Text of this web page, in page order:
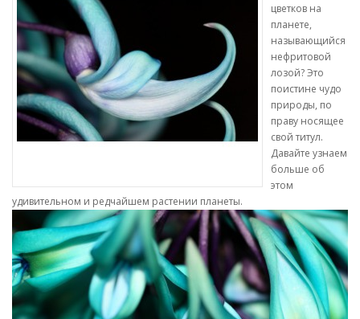
цветков на
планете,
называющийся
нефритовой
лозой? Это
поистине чудо
природы, по
праву носящее
свой титул.
Давайте узнаем
больше об
этом
удивительном и редчайшем растении планеты.